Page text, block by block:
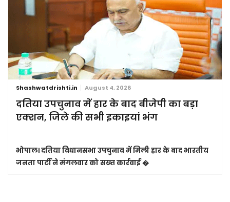
Shashwatdrishti.in August 4, 2026
दतिया उपचुनाव में हार के बाद बीजेपी का बड़ा
एक्शन, जिले की सभी इकाइयां भंग
भोपाल।दतिया विधानसभा उपचुनाव में मिली हार के बाद भारतीय
जनता पार्टी ने मंगलवार को सख्त कार्रवाई �